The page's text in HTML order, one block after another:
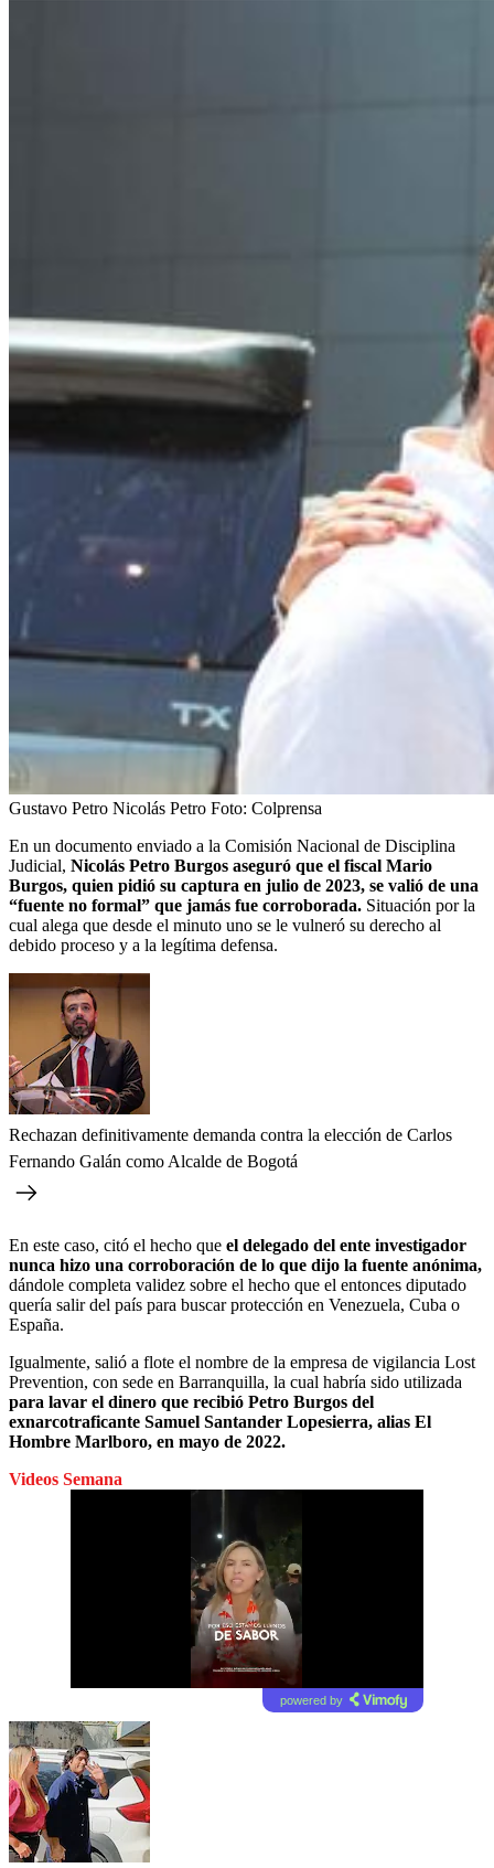
Gustavo Petro Nicolás Petro Foto: Colprensa
En un documento enviado a la Comisión Nacional de Disciplina
Judicial, Nicolás Petro Burgos aseguró que el fiscal Mario
Burgos, quien pidió su captura en julio de 2023, se valió de una
“fuente no formal” que jamás fue corroborada. Situación por la
cual alega que desde el minuto uno se le vulneró su derecho al
debido proceso y a la legítima defensa.
Rechazan definitivamente demanda contra la elección de Carlos
Fernando Galán como Alcalde de Bogotá
En este caso, citó el hecho que el delegado del ente investigador
nunca hizo una corroboración de lo que dijo la fuente anónima,
dándole completa validez sobre el hecho que el entonces diputado
quería salir del país para buscar protección en Venezuela, Cuba o
España.
Igualmente, salió a flote el nombre de la empresa de vigilancia Lost
Prevention, con sede en Barranquilla, la cual habría sido utilizada
para lavar el dinero que recibió Petro Burgos del
exnarcotraficante Samuel Santander Lopesierra, alias El
Hombre Marlboro, en mayo de 2022.
Videos Semana
powered by